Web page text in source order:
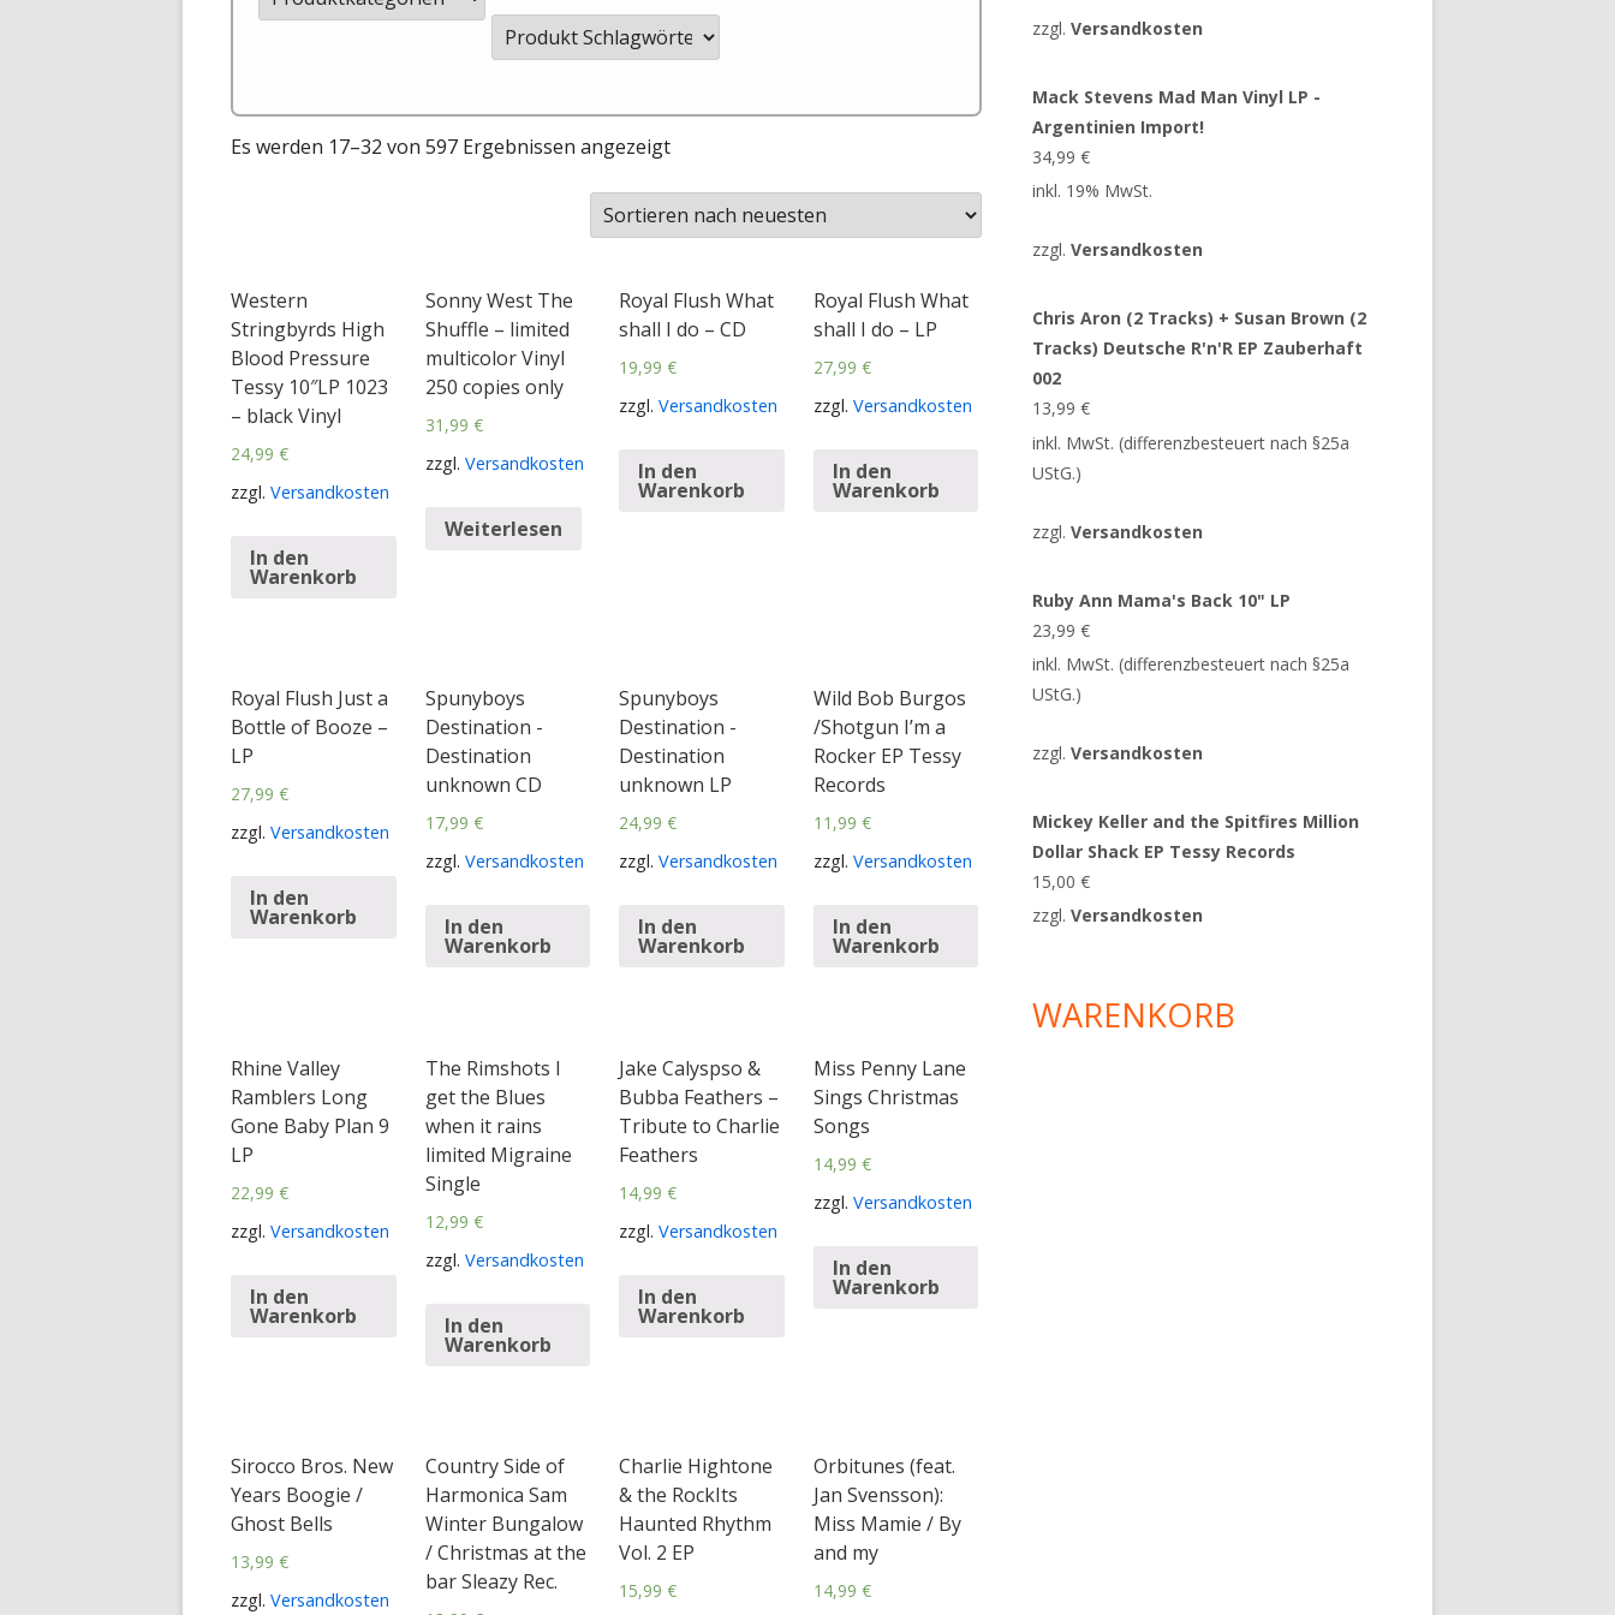
Es werden 17–32 von 597 Ergebnissen angezeigt
Western
Stringbyrds High
Blood Pressure
Tessy 10″LP 1023
– black Vinyl
24,99 €
zzgl. Versandkosten
In den
Warenkorb
Sonny West The
Shuffle – limited
multicolor Vinyl
250 copies only
31,99 €
zzgl. Versandkosten
Weiterlesen
Royal Flush What
shall I do – CD
19,99€
zzgl.Versandkosten
In den
Warenkorb
Royal Flush What
shall I do – LP
27,99 €
zzgl. Versandkosten
In den
Warenkorb
Royal Flush Just a
Bottle of Booze –
LP
27,99 €
zzgl. Versandkosten
In den
Warenkorb
Spunyboys
Destination -
Destination
unknown CD
17,99 €
zzgl. Versandkosten
In den
Warenkorb
Spunyboys
Destination -
Destination
unknown LP
24,99€
zzgl.Versandkosten
In den
Warenkorb
Wild Bob Burgos
/Shotgun I’m a
Rocker EP Tessy
Records
11,99 €
zzgl. Versandkosten
In den
Warenkorb
Rhine Valley
Ramblers Long
Gone Baby Plan 9
LP
22,99 €
zzgl. Versandkosten
In den
Warenkorb
The Rimshots I
get the Blues
when it rains
limited Migraine
Single
12,99 €
zzgl. Versandkosten
In den
Warenkorb
Jake Calyspso &
Bubba Feathers –
Tribute to Charlie
Feathers
14,99€
zzgl.Versandkosten
In den
Warenkorb
Miss Penny Lane
Sings Christmas
Songs
14,99 €
zzgl. Versandkosten
In den
Warenkorb
Sirocco Bros. New
Years Boogie /
Ghost Bells
13,99 €
zzgl. Versandkosten
Country Side of
Harmonica Sam
Winter Bungalow
/ Christmas at the
bar Sleazy Rec.
Charlie Hightone
& the RockIts
Haunted Rhythm
Vol. 2 EP
15,99€
Orbitunes (feat.
Jan Svensson):
Miss Mamie / By
and my
14,99 €
zzgl.Versandkosten
Mack Stevens Mad Man Vinyl LP -
Argentinien Import!
34,99€
inkl. 19% MwSt.
zzgl.Versandkosten
Chris Aron (2 Tracks) + Susan Brown (2
Tracks) Deutsche R'n'R EP Zauberhaft
002
13,99€
inkl. MwSt. (differenzbesteuert nach §25a
UStG.)
zzgl.Versandkosten
Ruby Ann Mama's Back 10" LP
23,99€
inkl. MwSt. (differenzbesteuert nach §25a
UStG.)
zzgl.Versandkosten
Mickey Keller and the Spitfires Million
Dollar Shack EP Tessy Records
15,00€
zzgl.Versandkosten
WARENKORB